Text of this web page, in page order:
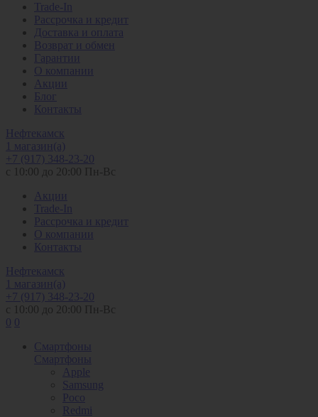
Trade-In
Рассрочка и кредит
Доставка и оплата
Возврат и обмен
Гарантии
О компании
Акции
Блог
Контакты
Нефтекамск
1 магазин(а)
+7 (917) 348-23-20
с 10:00 до 20:00 Пн-Вс
Акции
Trade-In
Рассрочка и кредит
О компании
Контакты
Нефтекамск
1 магазин(а)
+7 (917) 348-23-20
с 10:00 до 20:00 Пн-Вс
0 0
Смартфоны
Смартфоны
Apple
Samsung
Poco
Redmi